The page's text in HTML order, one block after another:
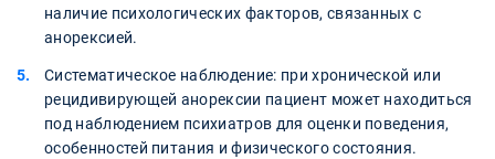
наличие психологических факторов, связанных с
анорексией.
Систематическое наблюдение: при хронической или
рецидивирующей анорексии пациент может находиться
под наблюдением психиатров для оценки поведения,
особенностей питания и физического состояния.